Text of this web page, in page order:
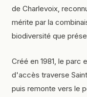
de Charlevoix,
mérite par la
biodiversité que
Créé en 1981, le parc
d'accès traverse
puis remonte vers le